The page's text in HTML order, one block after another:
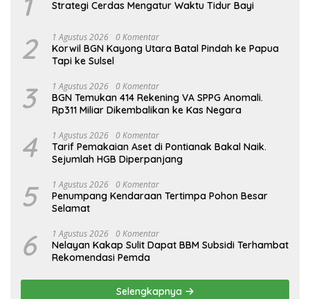
Strategi Cerdas Mengatur Waktu Tidur Bayi
2 1 Agustus 2026 0 Komentar
Korwil BGN Kayong Utara Batal Pindah ke Papua
Tapi ke Sulsel
3 1 Agustus 2026 0 Komentar
BGN Temukan 414 Rekening VA SPPG Anomali.
Rp311 Miliar Dikembalikan ke Kas Negara
4 1 Agustus 2026 0 Komentar
Tarif Pemakaian Aset di Pontianak Bakal Naik.
Sejumlah HGB Diperpanjang
5 1 Agustus 2026 0 Komentar
Penumpang Kendaraan Tertimpa Pohon Besar
Selamat
6 1 Agustus 2026 0 Komentar
Nelayan Kakap Sulit Dapat BBM Subsidi Terhambat
Rekomendasi Pemda
Selengkapnya